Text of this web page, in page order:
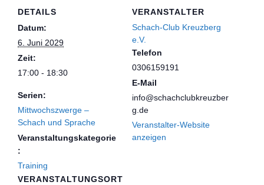
DETAILS
Datum:
6. Juni 2029
Zeit:
17:00 - 18:30
Serien:
Mittwochszwerge –
Schach und Sprache
Veranstaltungskategorie
:
Training
VERANSTALTUNGSORT
VERANSTALTER
Schach-Club Kreuzberg
e.V.
Telefon
0306159191
E-Mail
info@schachclubkreuzber
g.de
Veranstalter-Website
anzeigen